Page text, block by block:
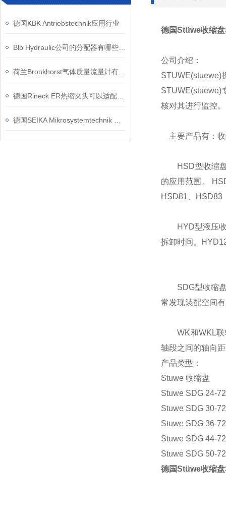
德国KBK Antriebstechnik应用行业
德国Stüwe收缩
公司介绍：
STUWE(stuewe)
核对其进行监控。
主要产品有：收
HSD型收缩盘
的应用范围。
HSD81、HSD83
HYD型液压收
拆卸时间。
SDG型收缩盘
常发现装配空间
WK和WKL联轴
轴段之间的轴向
产品类型：
Stuwe 收缩盘
Stuwe SDG 24-
Stuwe SDG 30-
Stuwe SDG 36-
Stuwe SDG 44-
Stuwe SDG 50-
德国Stüwe收缩